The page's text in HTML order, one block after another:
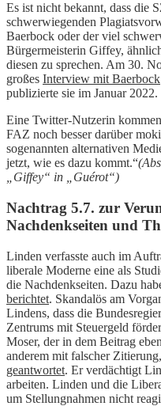
Es ist nicht bekannt, dass die
schwerwiegenden
Baerbock oder der viel
Bürgermeisterin Giffey,
diesen zu sprechen. Am 30.
großes Interview mit Baerbock
publizierte sie im Januar 2022.
Eine Twitter-Nutzerin
FAZ noch besser darüber
sogenannten alternativen
jetzt, wie es dazu kommt.“
„Giffey“ in „Guérot“)
Nachtrag 5.7. zur
Nachdenkseiten und
Linden verfasste auch im
liberale Moderne eine als
die Nachdenkseiten. Dazu
berichtet. Skandalös am
Lindens, dass die
Zentrums mit Steuergeld
Moser, der in dem Beitrag
anderem mit falscher
geantwortet. Er verdächtigt
arbeiten. Linden und die
um Stellungnahmen nicht